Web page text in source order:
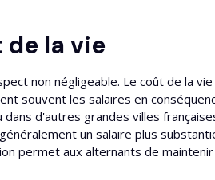
la vie
non négligeable. Le coût de la
souvent les salaires en
d'autres grandes villes
un salaire plus
permet aux alternants de